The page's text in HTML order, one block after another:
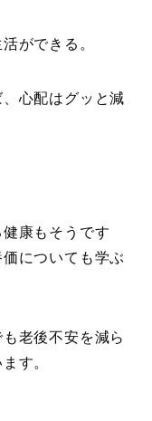
ができる。
心配はグッと減
康もそうです
についても学ぶ
老後不安を減ら
す。